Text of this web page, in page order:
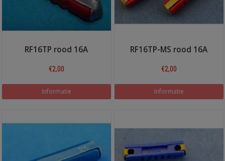
RF16TP rood 16A
€2,00
Informatie
RF16TP-MS rood 16A
€2,00
Informatie